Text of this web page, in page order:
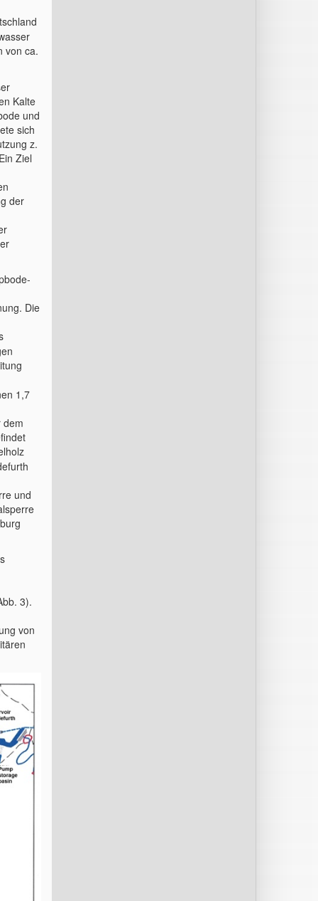
von ca.
Kalte
und
sich
z.
Ziel
der
Die
1,7
dem
und
3).
von